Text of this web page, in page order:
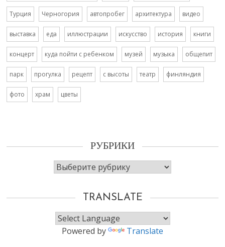
Турция Черногория автопробег архитектура видео
выставка еда иллюстрации искусство история книги
концерт куда пойти с ребенком музей музыка общепит
парк прогулка рецепт с высоты театр финляндия
фото храм цветы
РУБРИКИ
Рубрики
TRANSLATE
Powered by Translate